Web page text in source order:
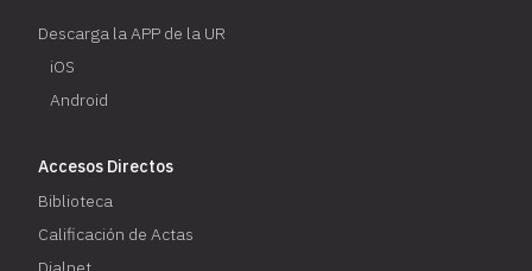
Descarga la APP de la UR
iOS
Android
Accesos Directos
Biblioteca
Calificación de Actas